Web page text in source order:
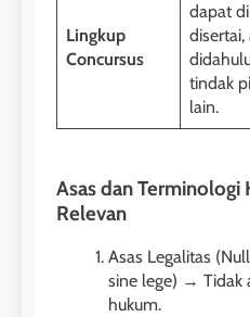
Lingkup
Concursus
dapat
disertai,
tindak
lain.
Asas dan Terminologi
Relevan
Asas Legalitas
sine lege) → Tidak
hukum.